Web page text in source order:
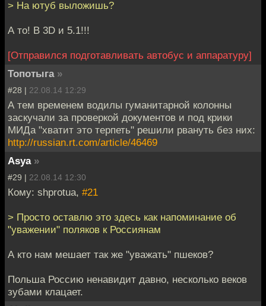
> На ютуб выложишь?
А то! В 3D и 5.1!!!
[Отправился подготавливать автобус и аппаратуру]
Топотыга »
#28 | 22.08.14 12:29
А тем временем водилы гуманитарной колонны
заскучали за проверкой документов и под крики
МИДа "хватит это терпеть" решили рвануть без них:
http://russian.rt.com/article/46469
Asya »
#29 | 22.08.14 12:30
Кому: shprotua, #21
> Просто оставлю это здесь как напоминание об
"уважении" поляков к Россиянам
А кто нам мешает так же "уважать" пшеков?
Польша Россию ненавидит давно, несколько веков
зубами клацает.